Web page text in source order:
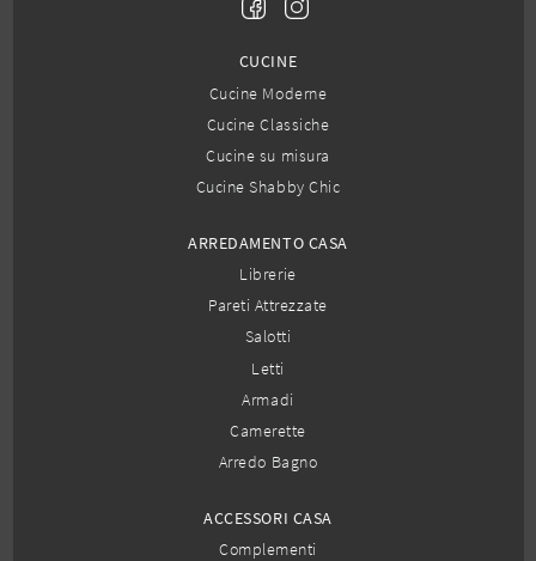
CUCINE
Cucine Moderne
Cucine Classiche
Cucine su misura
Cucine Shabby Chic
ARREDAMENTO CASA
Librerie
Pareti Attrezzate
Salotti
Letti
Armadi
Camerette
Arredo Bagno
ACCESSORI CASA
Complementi